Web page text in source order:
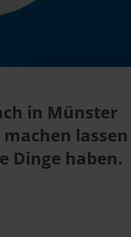
in Münster
lassen
Dinge haben.